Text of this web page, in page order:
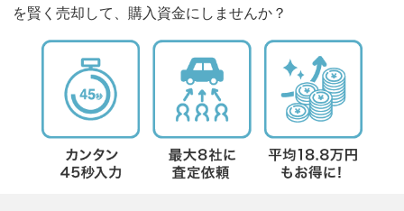
を賢く売却して、購入資金にしませんか？